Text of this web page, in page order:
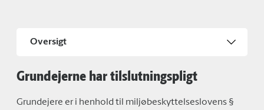
Oversigt
Grundejerne har tilslutningspligt
Grundejere er i henhold til miljøbeskyttelseslovens §